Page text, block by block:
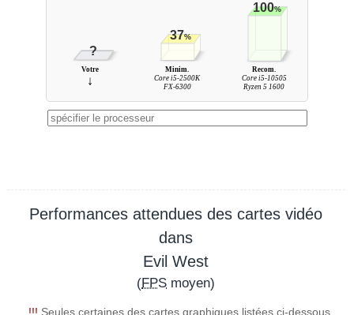
?
37%
100%
Votre
↓
Minim.
Core i5-2500K
FX-6300
Recom.
Core i5-10505
Ryzen 5 1600
Performances attendues des cartes vidéo
dans
Evil West
(FPS moyen)
!!! Seules certaines des cartes graphiques listées ci-dessous